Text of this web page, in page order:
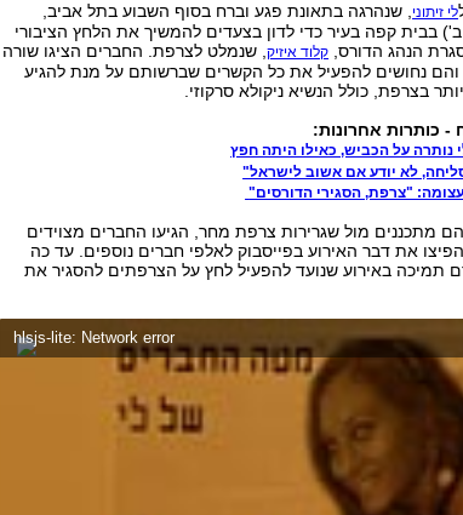
לי זיתוני, שנהרגה בתאונת פגע וברח בסוף השבוע בתל אביב,
בבית קפה בעיר כדי לדון בצעדים להמשיך את הלחץ הציבורי
הנהג הדורס, קלוד איזיק, שנמלט לצרפת. החברים הציגו שורה
והם נחושים להפעיל את כל הקשרים שברשותם על מנת להגיע
בצרפת, כולל הנשיא ניקולא סרקוזי.
- כותרות אחרונות:
נותרה על הכביש, כאילו היתה חפץ
לא יודע אם אשוב לישראל"
"צרפת, הסגירי הדורסים"
מתכננים מול שגרירות צרפת מחר, הגיעו החברים מצוידים
את דבר האירוע בפייסבוק לאלפי חברים נוספים. עד כה
תמיכה באירוע שנועד להפעיל לחץ על הצרפתים להסגיר את
hlsjs-lite: Network error